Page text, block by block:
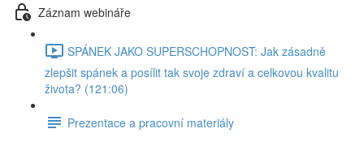
Záznam webináře
SPÁNEK JAKO SUPERSCHOPNOST: Jak zásadně
zlepšit spánek a posílit tak svoje zdraví a celkovou kvalitu
života? (121:06)
Prezentace a pracovní materiály